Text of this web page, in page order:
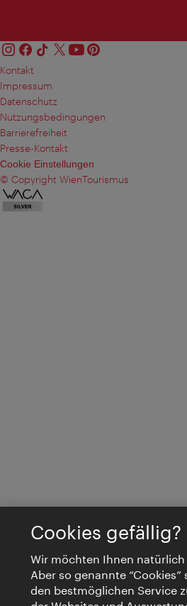
Kontakt
Impressum
Datenschutz
Nutzungsbedingungen
Barrierefreiheit
Presse-Kontakt
Cookie Einstellungen
© Copyright WienTourismus
Cookies gefällig?
Wir möchten Ihnen
Aber so genannte
den bestmöglichen Service